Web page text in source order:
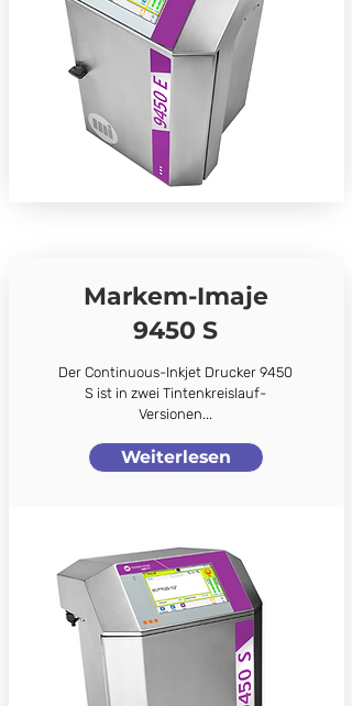
Markem-Imaje
9450 S
Der Continuous-Inkjet Drucker 9450
S ist in zwei Tintenkreislauf-
Versionen...
Weiterlesen